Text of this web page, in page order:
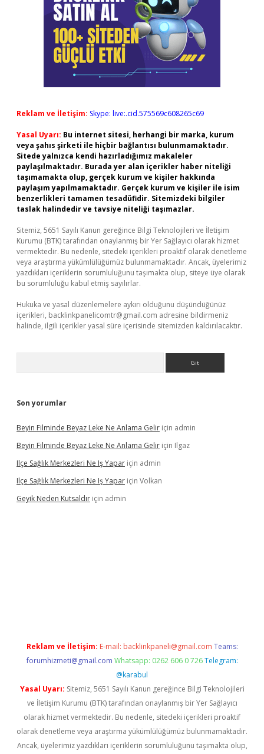
Reklam ve İletişim: Skype: live:.cid.575569c608265c69
Yasal Uyarı: Bu internet sitesi, herhangi bir marka, kurum
veya şahıs şirketi ile hiçbir bağlantısı bulunmamaktadır.
Sitede yalnızca kendi hazırladığımız makaleler
paylaşılmaktadır. Burada yer alan içerikler haber niteliği
taşımamakta olup, gerçek kurum ve kişiler hakkında
paylaşım yapılmamaktadır. Gerçek kurum ve kişiler ile isim
benzerlikleri tamamen tesadüfidir. Sitemizdeki bilgiler
taslak halindedir ve tavsiye niteliği taşımazlar.
Sitemiz, 5651 Sayılı Kanun gereğince Bilgi Teknolojileri ve İletişim
Kurumu (BTK) tarafından onaylanmış bir Yer Sağlayıcı olarak hizmet
vermektedir. Bu nedenle, sitedeki içerikleri proaktif olarak denetleme
veya araştırma yükümlülüğümüz bulunmamaktadır. Ancak, üyelerimiz
yazdıkları içeriklerin sorumluluğunu taşımakta olup, siteye üye olarak
bu sorumluluğu kabul etmiş sayılırlar.
Hukuka ve yasal düzenlemelere aykırı olduğunu düşündüğünüz
içerikleri, backlinkpanelicomtr@gmail.com adresine bildirmeniz
halinde, ilgili içerikler yasal süre içerisinde sitemizden kaldırılacaktır.
Son yorumlar
Beyin Filminde Beyaz Leke Ne Anlama Gelir için admin
Beyin Filminde Beyaz Leke Ne Anlama Gelir için Ilgaz
Ilçe Sağlık Merkezleri Ne Iş Yapar için admin
Ilçe Sağlık Merkezleri Ne Iş Yapar için Volkan
Geyik Neden Kutsaldır için admin
Reklam ve İletişim: E-mail: backlinkpaneli@gmail.com Teams:
forumhizmeti@gmail.com Whatsapp: 0262 606 0 726 Telegram:
@karabul
Yasal Uyarı: Sitemiz, 5651 Sayılı Kanun gereğince Bilgi Teknolojileri
ve İletişim Kurumu (BTK) tarafından onaylanmış bir Yer Sağlayıcı
olarak hizmet vermektedir. Bu nedenle, sitedeki içerikleri proaktif
olarak denetleme veya araştırma yükümlülüğümüz bulunmamaktadır.
Ancak, üyelerimiz yazdıkları içeriklerin sorumluluğunu taşımakta olup,